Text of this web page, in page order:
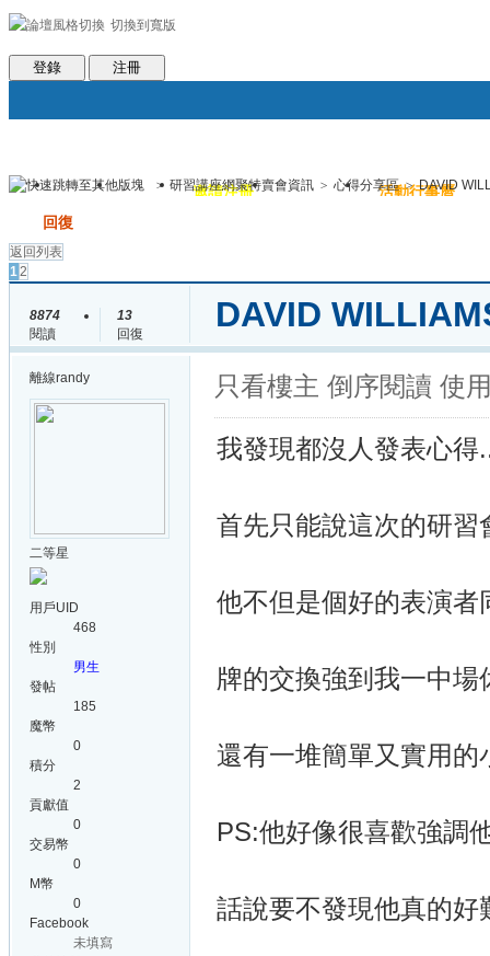
切換到寬版
會員條款 社區服務
登錄 注冊
論壇 圈子 邀請注冊 群組聚合 活動行事曆
> 研習講座網聚特賣會資訊 > 心得分享區 > DAVID
回復
返回列表
12
8874
閱讀
13
回復
DAVID
離線randy
二等星
用戶UID
468
性別
男生
發帖
185
魔幣
0
積分
2
貢獻值
0
交易幣
0
M幣
0
Facebook
未填寫
只看樓主 倒序閱讀 使
我發現都沒人發表心得
首先只能說這次的研
他不但是個好的表演
牌的交換強到我一中
還有一堆簡單又實用的
PS:他好像很喜歡強調
話說要不發現他真的